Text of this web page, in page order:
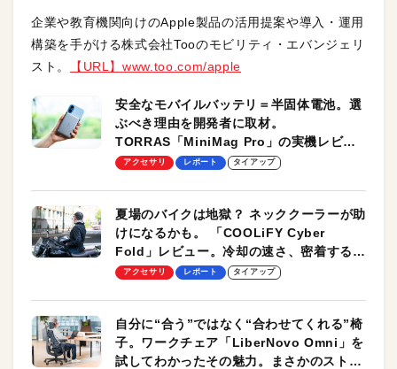
企業や教育機関向けのApple製品の活用提案や導入・運用
構築を手がける株式会社Tooのモビリティ・エバンジェリ
スト。
【URL】www.too.com/apple
安全なモバイルバッテリ＝半固体電池。選
ぶべき理由を開発者に取材。
TORRAS「MiniMag Pro」の実機レビュ
ーも
アクセサリ レポート タイアップ
夏場のバイクは地獄？ ネッククーラーが助
けになるかも。 「COOLiFY Cyber
Fold」レビュー。冷却の速さ、密着する冷
却プレート、シンプルな操作性がグッド！
アクセサリ レポート タイアップ
自分に“合う”ではなく“合わせてくれる”椅
子。ワークチェア「LiberNovo Omni」を
試してわかったその魅力。まさかのストレ